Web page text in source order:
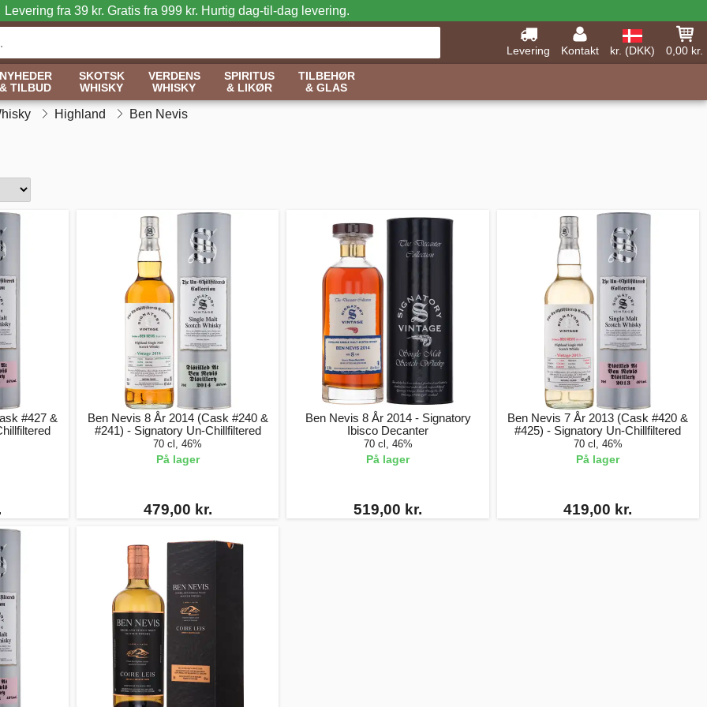
Levering fra 39 kr. Gratis fra 999 kr. Hurtig dag-til-dag levering.
Levering Kontakt kr. (DKK)
0,00 kr.
& TILBUD
SKOTSK
WHISKY
VERDENS
WHISKY
SPIRITUS
& LIKØR
TILBEHØR
& GLAS
Highland Ben Nevis
#427 &
Ben Nevis 8 År 2014 (Cask #240 &
#241) - Signatory Un-Chillfiltered
70 cl, 46%
På lager
479,00 kr.
Ben Nevis 8 År 2014 - Signatory
Ibisco Decanter
70 cl, 46%
På lager
519,00 kr.
Ben Nevis 7 År 2013 (Cask #420 &
#425) - Signatory Un-Chillfiltered
70 cl, 46%
På lager
419,00 kr.